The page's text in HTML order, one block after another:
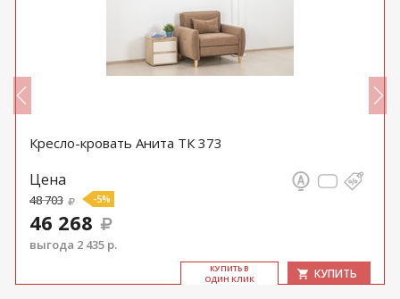
Кресло-кровать Анита ТК 373
Цена
48 703 -5%
46 268
выгода 2 435 р.
КУ­ПИТЬ В
ОДИН КЛИК
КУПИТЬ